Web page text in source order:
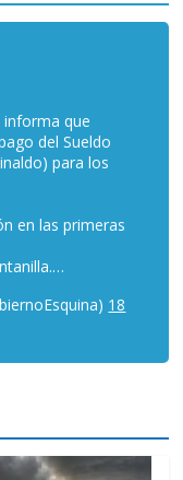
informa que
del Sueldo
para los
en las primeras
18